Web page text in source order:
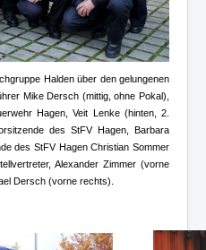
Halden über den gelungenen
Mike Dersch (mittig, ohne Pokal),
Hagen, Veit Lenke (hinten, 2.
des StFV Hagen, Barbara
des StFV Hagen Christian Sommer
Alexander Zimmer (vorne
Dersch (vorne rechts).